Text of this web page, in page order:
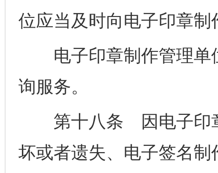
位应当及时向电子印章
电子印章制作管理单
询服务。
第十八条 因电子印章
坏或者遗失、电子签名